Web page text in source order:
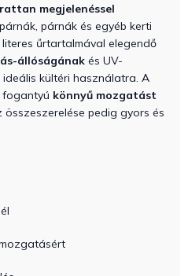
megjelenéssel
párnák és egyéb kerti
literes űrtartalmával elegendő
állóságának és UV-
kültéri használatra. A
fogantyú könnyű mozgatást
összeszerelése pedig gyors és